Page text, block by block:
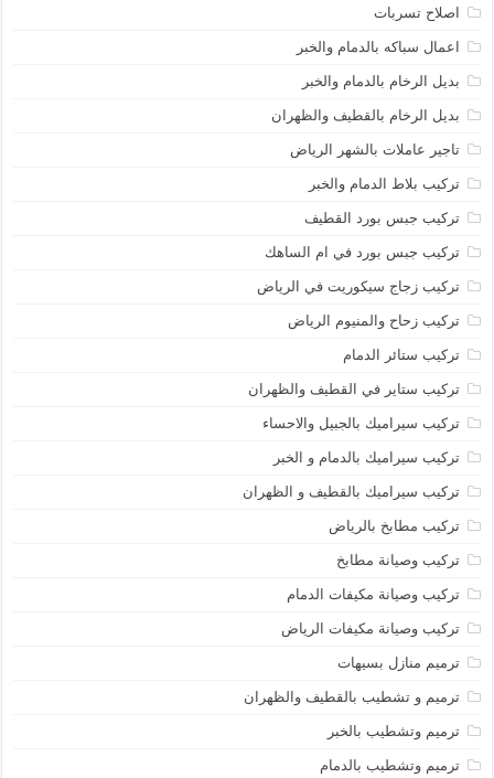
اصلاح تسربات
اعمال سباكه بالدمام والخبر
بديل الرخام بالدمام والخبر
بديل الرخام بالقطيف والظهران
تاجير عاملات بالشهر الرياض
تركيب بلاط الدمام والخبر
تركيب جبس بورد القطيف
تركيب جبس بورد في ام الساهك
تركيب زجاج سيكوريت في الرياض
تركيب زحاح والمنيوم الرياض
تركيب ستائر الدمام
تركيب ستاير في القطيف والظهران
تركيب سيراميك بالجبيل والاحساء
تركيب سيراميك بالدمام و الخبر
تركيب سيراميك بالقطيف و الظهران
تركيب مطابخ بالرياض
تركيب وصيانة مطابخ
تركيب وصيانة مكيفات الدمام
تركيب وصيانة مكيفات الرياض
ترميم منازل بسيهات
ترميم و تشطيب بالقطيف والظهران
ترميم وتشطيب بالخبر
ترميم وتشطيب بالدمام